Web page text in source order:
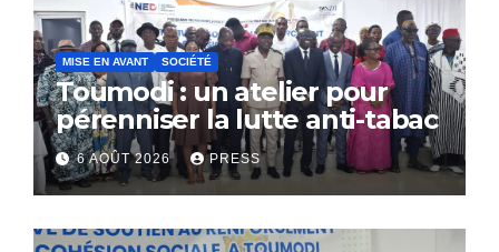
MISE EN AVANT SOCIÉTÉ
Toumodi : un atelier pour
pérenniser la lutte anti-tabac
6 AOÛT 2026 PRESS